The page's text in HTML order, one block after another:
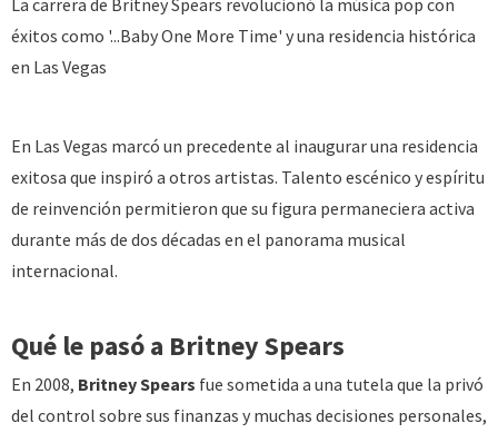
La carrera de Britney Spears revolucionó la música pop con
éxitos como '...Baby One More Time' y una residencia histórica
en Las Vegas
En Las Vegas marcó un precedente al inaugurar una residencia
exitosa que inspiró a otros artistas. Talento escénico y espíritu
de reinvención permitieron que su figura permaneciera activa
durante más de dos décadas en el panorama musical
internacional.
Qué le pasó a Britney Spears
En 2008, Britney Spears fue sometida a una tutela que la privó
del control sobre sus finanzas y muchas decisiones personales,